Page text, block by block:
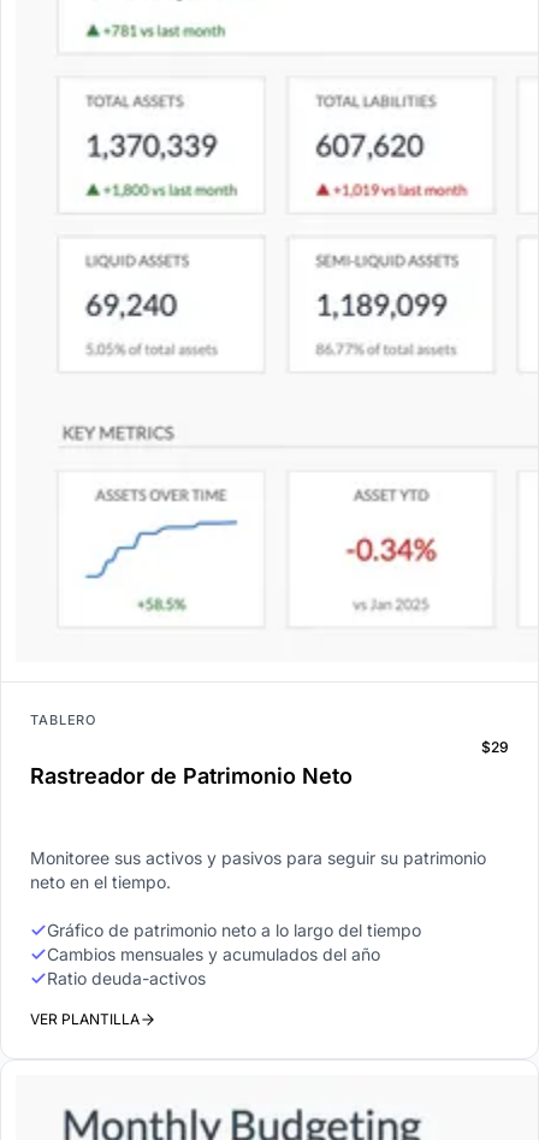
TABLERO
Rastreador de Patrimonio Neto
$29
Monitoree sus activos y pasivos para seguir su patrimonio
neto en el tiempo.
Gráfico de patrimonio neto a lo largo del tiempo
Cambios mensuales y acumulados del año
Ratio deuda-activos
VER PLANTILLA